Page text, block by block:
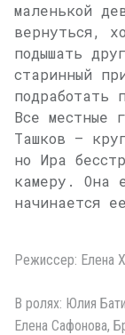
маленькой
вернуться,
подышать
старинный
подработать
Все местные
Ташков —
но Ира
камеру. Она
начинается
Режиссер: Елена
В ролях: Юлия
Елена Сафонова,